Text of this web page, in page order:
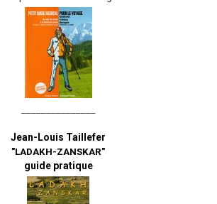
Jean-Louis Taillefer
"LADAKH-ZANSKAR"
guide pratique